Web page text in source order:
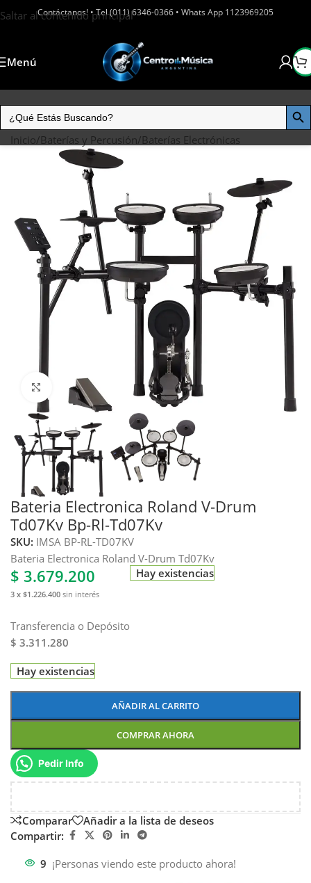
Saltar al contenido principal
Contáctanos! • Tel (011) 6346-0366 • Whats App 1123969205
Menú
Inicio/Baterías y Percusión/Baterías Electrónicas
Haga clic para ampliar
Bateria Electronica Roland V-Drum
Td07Kv Bp-Rl-Td07Kv
SKU: IMSA BP-RL-TD07KV
Bateria Electronica Roland V-Drum Td07Kv
$ 3.679.200
3 x $1.226.400 sin interés
Transferencia o Depósito
$ 3.311.280
Hay existencias
Hay existencias
AÑADIR AL CARRITO
COMPRAR AHORA
Pedir Info
Comparar
Añadir a la lista de deseos
Compartir:
9 ¡Personas viendo este producto ahora!